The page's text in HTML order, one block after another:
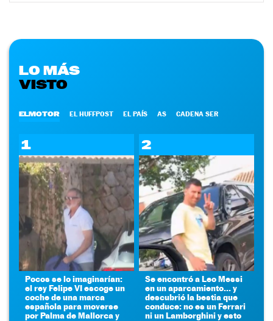
LO MÁS
VISTO
ELMOTOR EL HUFFPOST EL PAÍS AS CADENA SER
1
Pocos se lo imaginarían:
el rey Felipe VI escoge un
coche de una marca
española para moverse
por Palma de Mallorca y
2
Se encontró a Leo Messi
en un aparcamiento... y
descubrió la bestia que
conduce: no es un Ferrari
ni un Lamborghini y esto